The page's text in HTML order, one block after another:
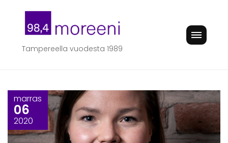
content
Tampereella vuodesta 1989
marras
06
2020